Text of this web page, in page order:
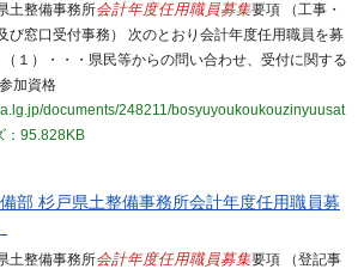
土整備事務所会計年度任用職員募集要項 （工事・
び窓口受付事務） 次のとおり会計年度任用職員を募
１）・・・県民等からの問い合わせ、受付に関する
加資格
documents/248211/bosyuyoukoukouzinyuusat
：95.828KB
部 杉戸県土整備事務所会計年度任用職員募
土整備事務所会計年度任用職員募集要項 （登記事